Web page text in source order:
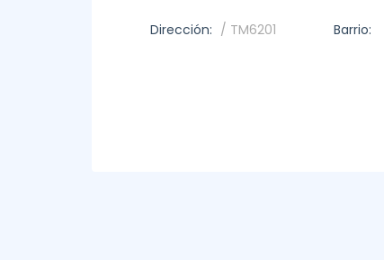
Dirección: / TM6201 Barrio: